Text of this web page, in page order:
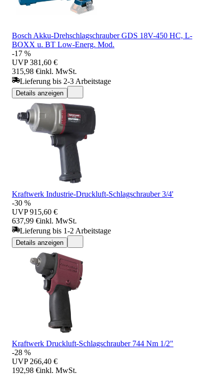
Bosch Akku-Drehschlagschrauber GDS 18V-450 HC, L-
BOXX u. BT Low-Energ. Mod.
-17 %
UVP 381,60 €
315,98 €inkl. MwSt.
Lieferung bis 2-3 Arbeitstage
Details anzeigen
Kraftwerk Industrie-Druckluft-Schlagschrauber 3/4'
-30 %
UVP 915,60 €
637,99 €inkl. MwSt.
Lieferung bis 1-2 Arbeitstage
Details anzeigen
Kraftwerk Druckluft-Schlagschrauber 744 Nm 1/2"
-28 %
UVP 266,40 €
192,98 €inkl. MwSt.